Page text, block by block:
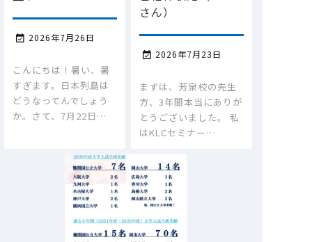
 2026年7月26日
こんにちは！暑い、暑
すぎます。日本列島は
どうなってんでしょう
か。さて、7月22日…
さん）
 2026年7月23日
まずは、芳泉校の先生
方、3年間本当にありが
とうございました。 私
はKLCセミナー…